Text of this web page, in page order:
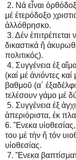
2. Νά εἶναι
μέ ἑτερόδοξο
ἀλλόθρησκο.
3. Δέν
δικαστικά ἤ
πολιτικός).
4. Συγγένεια έξ
(καί μέ ἀνιόντες
βαθμοῦ (α΄
τελέσουν γάμο μέ
5. Συγγένεια ἐξ
ἀπεριόριστα, έκ
6. Ἕνεκα
του μέ τήν ἤ τόν
υἱοθεσίας.
7. Ἕνεκα